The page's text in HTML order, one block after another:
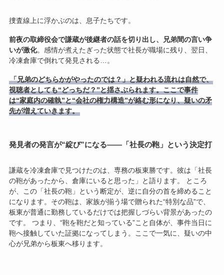
捜査線上に浮かぶのは、息子たちです。
前夜の取締役会で謙蔵が後継者の話を切り出し、兄弟間の言い争
いが激化。感情が煮えたぎった状態で社長が職場に残り、翌日、
冷凍倉庫で倒れて発見される…。
「兄弟のどちらかがやったのでは？」と疑われる流れは自然で、
視聴者としても“どっちだ？”と揺さぶられます。ここで事件
は“家庭内の確執”と“会社の権力構造”が絡む形になり、疑いの矛
先が増えていきます。
発見者の発言が“綻び”になる――「社長の鞄」という決定打
謙蔵を冷凍倉庫で見つけたのは、専務の板東勝です。彼は「社長
の鞄があったから、倉庫にいると思った」と語ります。 ところ
が、この「社長の鞄」という断定が、逆に自分の首を締めること
になります。その鞄は、家族が揃う場で贈られた“特別な品”で、
板東が普通に勤務しているだけでは把握しづらい背景があったの
です。 つまり、“鞄を鞄だと知っている”こと自体が、事件当日に
鞄へ接触していた証拠になってしまう。ここで一気に、疑いの中
心が兄弟から板東へ移ります。